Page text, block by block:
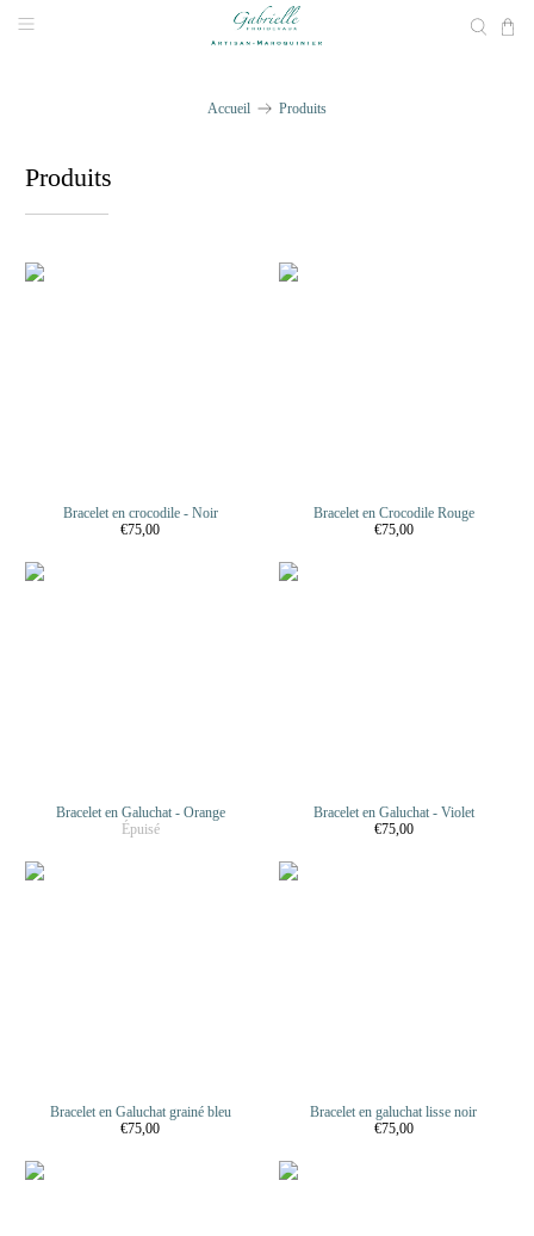
Accueil Produits
Produits
Bracelet en crocodile - Noir
€75,00
Bracelet en Crocodile Rouge
€75,00
Bracelet en Galuchat - Orange
Épuisé
Bracelet en Galuchat - Violet
€75,00
Bracelet en Galuchat grainé bleu
€75,00
Bracelet en galuchat lisse noir
€75,00